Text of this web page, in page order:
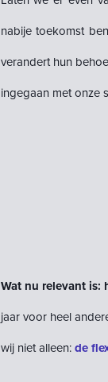
nabije toekomst
verandert hun
ingegaan met onze
Wat nu relevant is:
jaar voor heel
wij niet alleen:de